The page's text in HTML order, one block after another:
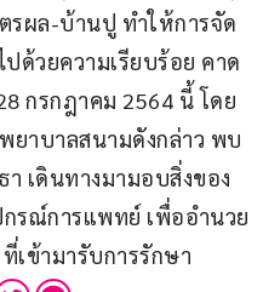
รผล-บ้านปู ทำให้การจัด
ด้วยความเรียบร้อย คาด
กรกฎาคม 2564 นี้ โดย
ยาบาลสนามดังกล่าว พบ
เดินทางมามอบสิ่งของ
รณ์การแพทย์ เพื่ออำนวย
เข้ามารับการรักษา